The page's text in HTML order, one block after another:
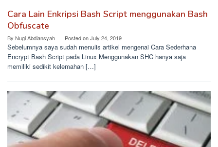
Cara Lain Enkripsi Bash Script menggunakan Bash
Obfuscate
By Nugi Abdiansyah Posted onJuly 24, 2019
Sebelumnya saya sudah menulis artikel mengenai Cara Sederhana
Encrypt Bash Script pada Linux Menggunakan SHC hanya saja
memiliki sedikit kelemahan […]